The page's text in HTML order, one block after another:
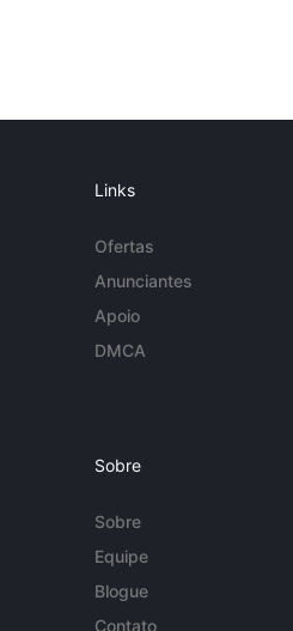
Links
Ofertas
Anunciantes
Apoio
DMCA
Sobre
Sobre
Equipe
Blogue
Contato